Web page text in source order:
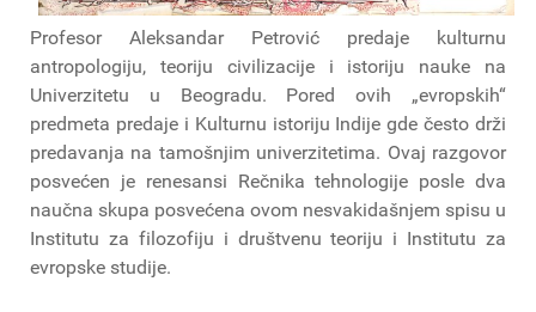
Profesor Aleksandar Petrović predaje kulturnu
antropologiju, teoriju civilizacije i istoriju nauke na
Univerzitetu u Beogradu. Pored ovih „evropskih“
predmeta predaje i Kulturnu istoriju Indije gde često drži
predavanja na tamošnjim univerzitetima. Ovaj razgovor
posvećen je renesansi Rečnika tehnologije posle dva
naučna skupa posvećena ovom nesvakidašnjem spisu u
Institutu za filozofiju i društvenu teoriju i Institutu za
evropske studije.